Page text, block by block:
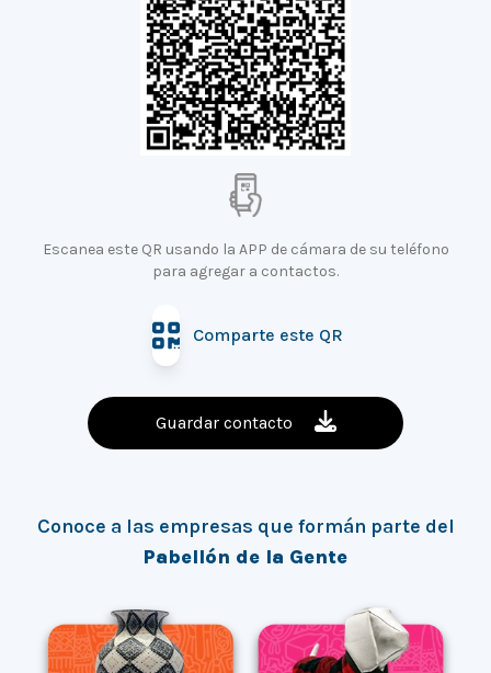
Escanea este QR usando la APP de cámara de su teléfono
para agregar a contactos.
Comparte este QR
Guardar contacto
Conoce a las empresas que formán parte del
Pabellón de la Gente